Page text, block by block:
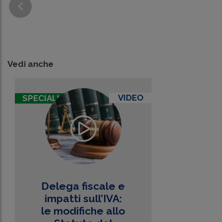
Vedi anche
SPECIALI VIDEO
Delega fiscale e
impatti sull’IVA:
le modifiche allo